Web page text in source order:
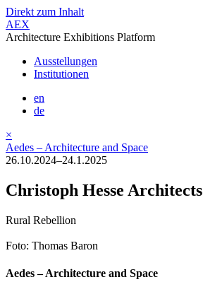
Direkt zum Inhalt
AEX
Architecture Exhibitions Platform
Ausstellungen
Institutionen
en
de
×
Aedes – Architecture and Space
26.10.2024–24.1.2025
Christoph Hesse Architects
Rural Rebellion
Foto: Thomas Baron
Aedes – Architecture and Space